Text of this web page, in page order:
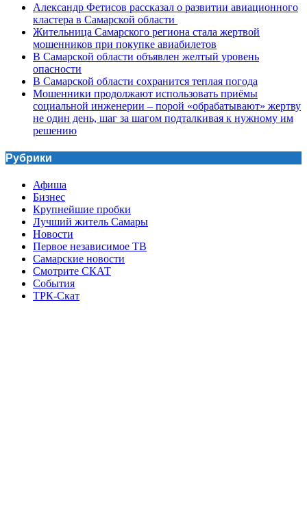
Александр Фетисов рассказал о развитии авиационного
кластера в Самарской области
Жительница Самарского региона стала жертвой
мошенников при покупке авиабилетов
В Самарской области объявлен желтый уровень
опасности
В Самарской области сохранится теплая погода
Мошенники продолжают использовать приёмы
социальной инженерии – порой «обрабатывают» жертву
не один день, шаг за шагом подталкивая к нужному им
решению
Рубрики
Афиша
Бизнес
Крупнейшие пробки
Лучший житель Самары
Новости
Первое независимое ТВ
Самарские новости
Смотрите СКАТ
События
ТРК-Скат